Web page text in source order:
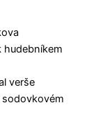
hudebníkem
verše
sodovkovém